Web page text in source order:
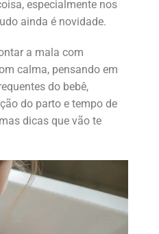
especialmente nos
ainda é novidade.
a mala com
calma, pensando em
do bebê,
do parto e tempo de
dicas que vão te